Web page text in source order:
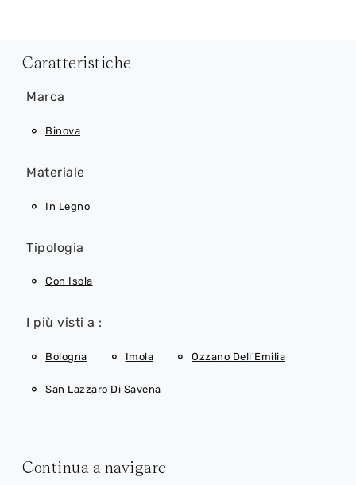
Caratteristiche
Marca
Binova
Materiale
In Legno
Tipologia
Con Isola
I più visti a :
Bologna Imola Ozzano Dell'Emilia
San Lazzaro Di Savena
Continua a navigare